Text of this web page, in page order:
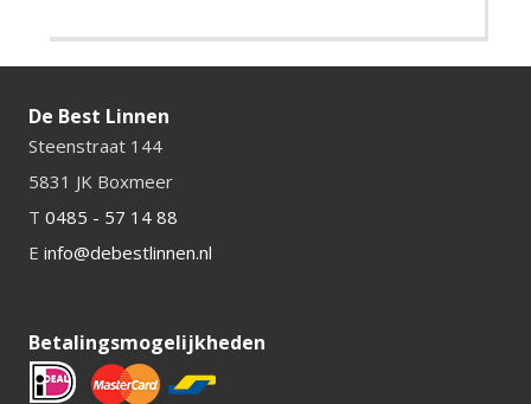
De Best Linnen
Steenstraat 144
5831 JK Boxmeer
T 0485 - 57 14 88
E info@debestlinnen.nl
Betalingsmogelijkheden